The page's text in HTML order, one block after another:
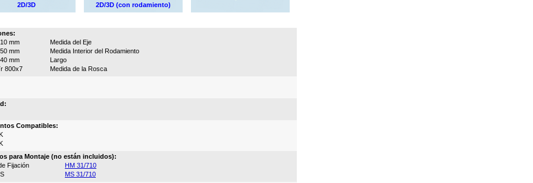
2D/3D
2D/3D (con rodamiento)
mm
Medida del Eje
mm
Medida Interior del Rodamiento
mm
Largo
800x7
Medida de la Rosca
Compatibles:
para Montaje (no están incluidos):
Fijación
HM 31/710
MS 31/710